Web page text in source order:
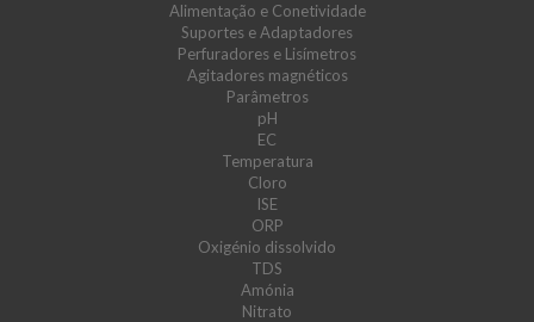
Alimentação e Conetividade
Suportes e Adaptadores
Perfuradores e Lisímetros
Agitadores magnéticos
Parâmetros
pH
EC
Temperatura
Cloro
ISE
ORP
Oxigénio dissolvido
TDS
Amónia
Nitrato